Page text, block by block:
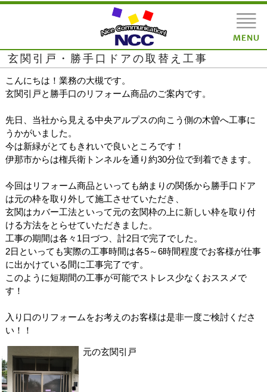
玄関引戸・勝手口ドアの取替え工事
こんにちは！業務の大槻です。
玄関引戸と勝手口のリフォーム商品のご案内です。
先日、当社から見える中央アルプスの向こう側の木曽へ工事に
うかがいました。
今は新緑がとてもきれいで良いところです！
伊那市からは権兵衛トンネルを通り約30分位で到着できます。
今回はリフォーム商品といっても納まりの関係から勝手口ドア
は元の枠を取り外して施工させていただき、
玄関はカバー工法といって元の玄関枠の上に新しい枠を取り付
ける方法をとらせていただきました。
工事の期間は各々1日づつ、計2日で完了でした。
2日といっても実際の工事時間は各5～6時間程度でお客様が仕事
に出かけている間に工事完了です。
このように短期間の工事が可能でストレス少なくおススメで
す！
入り口のリフォームをお考えのお客様は是非一度ご検討くださ
い！！
元の玄関引戸